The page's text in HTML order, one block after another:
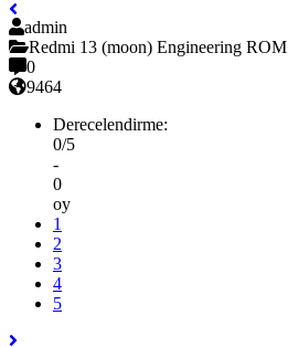
admin
Redmi 13 (moon) Engineering ROM
0
9464
Derecelendirme:
0/5
-
0
oy
1
2
3
4
5